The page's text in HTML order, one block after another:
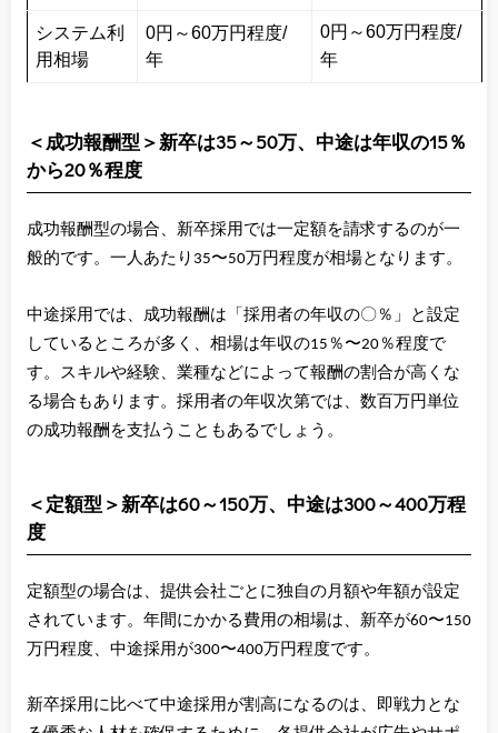
システム利
用相場
0円～60万円程度/
年
0円～60万円程度/
年
＜成功報酬型＞新卒は35～50万、中途は年収の15％
から20％程度
成功報酬型の場合、新卒採用では一定額を請求するのが一
般的です。一人あたり35〜50万円程度が相場となります。
中途採用では、成功報酬は「採用者の年収の〇％」と設定
しているところが多く、相場は年収の15％〜20％程度で
す。スキルや経験、業種などによって報酬の割合が高くな
る場合もあります。採用者の年収次第では、数百万円単位
の成功報酬を支払うこともあるでしょう。
＜定額型＞新卒は60～150万、中途は300～400万程
度
定額型の場合は、提供会社ごとに独自の月額や年額が設定
されています。年間にかかる費用の相場は、新卒が60〜150
万円程度、中途採用が300〜400万円程度です。
新卒採用に比べて中途採用が割高になるのは、即戦力とな